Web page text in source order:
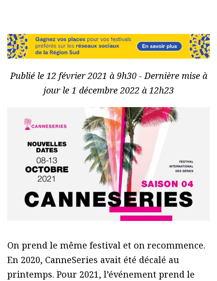
Publié le 12 février 2021 à 9h30 - Dernière mise à
jour le 1 décembre 2022 à 12h23
On prend le même festival et on recommence.
En 2020, CanneSeries avait été décalé au
printemps. Pour 2021, l’événement prend le